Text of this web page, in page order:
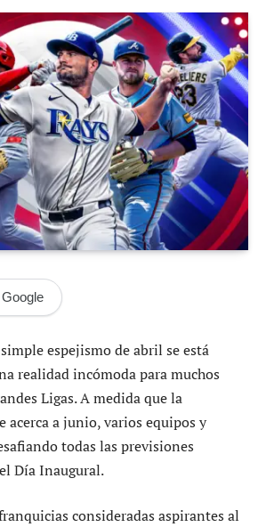
espejismo de abril se está
realidad incómoda para muchos
Ligas. A medida que la
acerca a junio, varios equipos y
todas las previsiones
Día Inaugural.
consideradas aspirantes al